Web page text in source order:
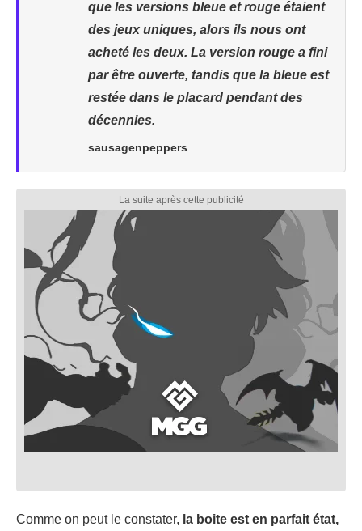
que les versions bleue et rouge étaient
des jeux uniques, alors ils nous ont
acheté les deux. La version rouge a fini
par être ouverte, tandis que la bleue est
restée dans le placard pendant des
décennies.
sausagenpeppers
Comme on peut le constater, la boite est en parfait état,